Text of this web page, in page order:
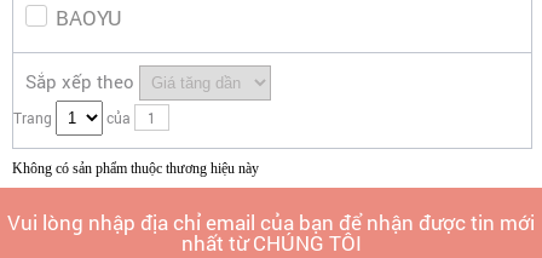
BAOYU
Sắp xếp theo
Trang của 1
Không có sản phẩm thuộc thương hiệu này
Vui lòng nhập địa chỉ email của bạn để nhận được tin mới
nhất từ CHÚNG TÔI